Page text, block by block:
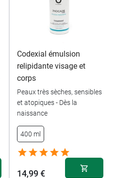
Codexial émulsion
relipidante visage et
corps
Peaux très sèches, sensibles
et atopiques - Dès la
naissance
400 ml
14,99 €